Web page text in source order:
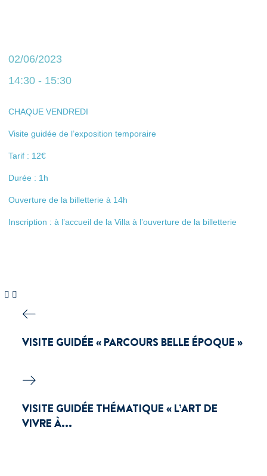
02/06/2023
14:30 - 15:30
CHAQUE VENDREDI
Visite guidée de l’exposition temporaire
Tarif : 12€
Durée : 1h
Ouverture de la billetterie à 14h
Inscription : à l’accueil de la Villa à l’ouverture de la billetterie
VISITE GUIDÉE « PARCOURS BELLE ÉPOQUE »
VISITE GUIDÉE THÉMATIQUE « L’ART DE
VIVRE À...